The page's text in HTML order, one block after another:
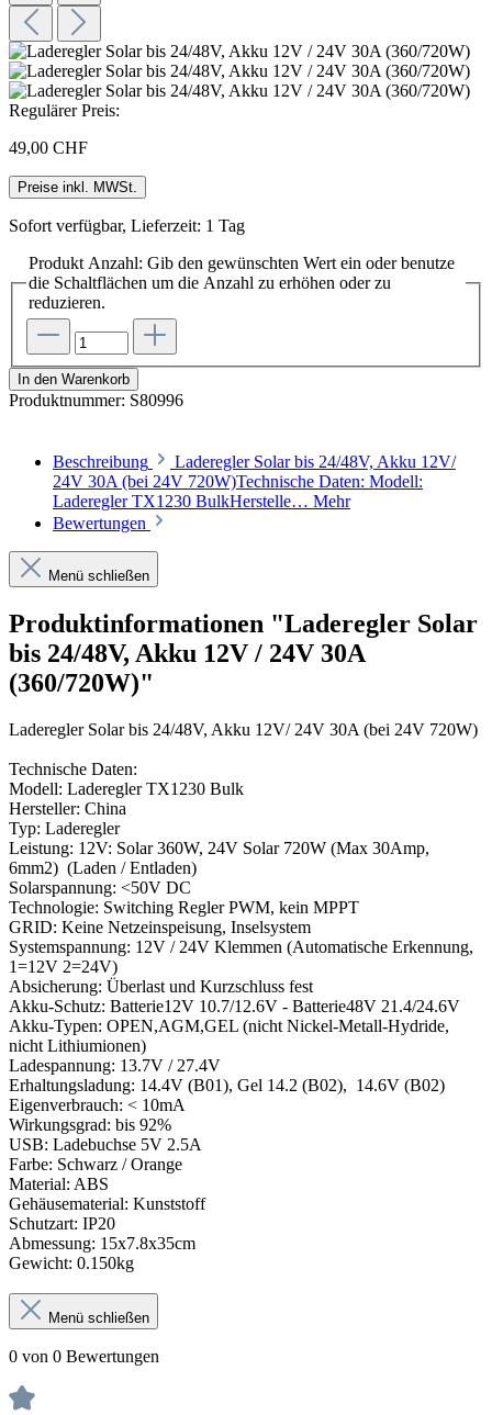
Regulärer Preis:
49,00 CHF
Preise inkl. MWSt.
Sofort verfügbar, Lieferzeit: 1 Tag
Produkt Anzahl: Gib den gewünschten Wert ein oder benutze
die Schaltflächen um die Anzahl zu erhöhen oder zu
reduzieren.
In den Warenkorb
Produktnummer: S80996
Beschreibung
Laderegler Solar bis 24/48V, Akku 12V/
24V 30A (bei 24V 720W)Technische Daten: Modell:
Laderegler TX1230 BulkHerstelle… Mehr
Bewertungen
Menü schließen
Produktinformationen "Laderegler Solar
bis 24/48V, Akku 12V / 24V 30A
(360/720W)"
Laderegler Solar bis 24/48V, Akku 12V/ 24V 30A (bei 24V 720W)
Technische Daten:
Modell: Laderegler TX1230 Bulk
Hersteller: China
Typ: Laderegler
Leistung: 12V: Solar 360W, 24V Solar 720W (Max 30Amp,
6mm2) (Laden / Entladen)
Solarspannung: <50V DC
Technologie: Switching Regler PWM, kein MPPT
GRID: Keine Netzeinspeisung, Inselsystem
Systemspannung: 12V / 24V Klemmen (Automatische Erkennung,
1=12V 2=24V)
Absicherung: Überlast und Kurzschluss fest
Akku-Schutz: Batterie12V 10.7/12.6V - Batterie48V 21.4/24.6V
Akku-Typen: OPEN,AGM,GEL (nicht Nickel-Metall-Hydride,
nicht Lithiumionen)
Ladespannung: 13.7V / 27.4V
Erhaltungsladung: 14.4V (B01), Gel 14.2 (B02), 14.6V (B02)
Eigenverbrauch: < 10mA
Wirkungsgrad: bis 92%
USB: Ladebuchse 5V 2.5A
Farbe: Schwarz / Orange
Material: ABS
Gehäusematerial: Kunststoff
Schutzart: IP20
Abmessung: 15x7.8x35cm
Gewicht: 0.150kg
Menü schließen
0 von 0 Bewertungen